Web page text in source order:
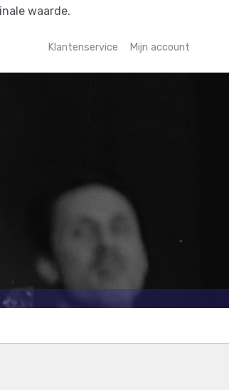
waarde.
Klantenservice Mijn account